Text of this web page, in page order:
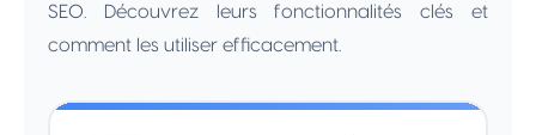
SEO. Découvrez leurs fonctionnalités clés et
comment les utiliser efficacement.